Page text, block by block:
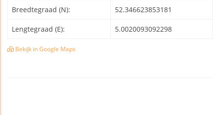
Breedtegraad (N): 52.346623853181
Lengtegraad (E): 5.0020093092298
Bekijk in Google Maps